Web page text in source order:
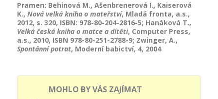
Pramen: Behinová M., Ašenbrenerová I., Kaiserová
K., Nová velká kniha o mateřství, Mladá fronta, a.s.,
2012, s. 320, ISBN: 978-80-204-2816-5; Hanáková T.,
Velká česká kniha o matce a dítěti, Computer Press,
a.s., 2010, ISBN 978-80-251-2788-9; Zwinger, A.,
Spontánní potrat, Moderní babictví, 4, 2004
MOHLO BY VÁS ZAJÍMAT